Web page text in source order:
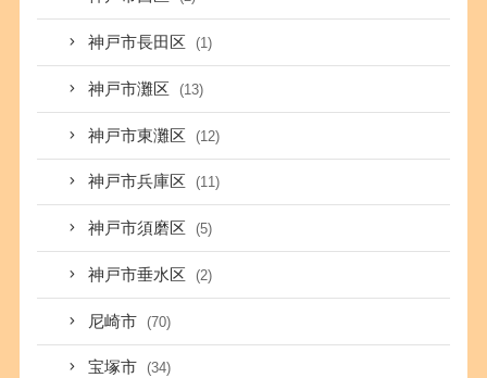
神戸市長田区 (1)
神戸市灘区 (13)
神戸市東灘区 (12)
神戸市兵庫区 (11)
神戸市須磨区 (5)
神戸市垂水区 (2)
尼崎市 (70)
宝塚市 (34)